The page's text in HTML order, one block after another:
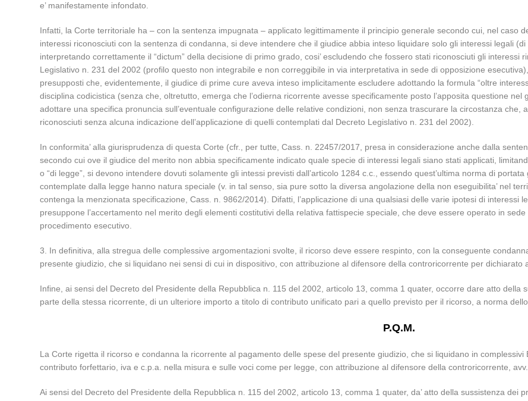
e’ manifestamente infondato.
Infatti, la Corte territoriale ha – con la sentenza impugnata – applicato legittimamente il principio generale secondo cui, nel caso
interessi riconosciuti con la sentenza di condanna, si deve intendere che il giudice abbia inteso liquidare solo gli interessi legali
interpretando correttamente il “dictum” della decisione di primo grado, cosi’ escludendo che fossero stati riconosciuti gli interessi
Legislativo n. 231 del 2002 (profilo questo non integrabile e non correggibile in via interpretativa in sede di opposizione
presupposti che, evidentemente, il giudice di prime cure aveva inteso implicitamente escludere adottando la formula “oltre
disciplina codicistica (senza che, oltretutto, emerga che l’odierna ricorrente avesse specificamente posto l’apposita questione
adottare una specifica pronuncia sull’eventuale configurazione delle relative condizioni, non senza trascurare la circostanza che,
riconosciuti senza alcuna indicazione dell’applicazione di quelli contemplati dal Decreto Legislativo n. 231 del 2002).
In conformita’ alla giurisprudenza di questa Corte (cfr., per tutte, Cass. n. 22457/2017, presa in considerazione anche dalla
secondo cui ove il giudice del merito non abbia specificamente indicato quale specie di interessi legali siano stati applicati,
o “di legge”, si devono intendere dovuti solamente gli intessi previsti dall’articolo 1284 c.c., essendo quest’ultima norma di
contemplate dalla legge hanno natura speciale (v. in tal senso, sia pure sotto la diversa angolazione della non eseguibilita’ nel
contenga la menzionata specificazione, Cass. n. 9862/2014). Difatti, l’applicazione di una qualsiasi delle varie ipotesi di interessi
presuppone l’accertamento nel merito degli elementi costitutivi della relativa fattispecie speciale, che deve essere operato in
procedimento esecutivo.
3. In definitiva, alla stregua delle complessive argomentazioni svolte, il ricorso deve essere respinto, con la conseguente
presente giudizio, che si liquidano nei sensi di cui in dispositivo, con attribuzione al difensore della controricorrente per dichiarato
Infine, ai sensi del Decreto del Presidente della Repubblica n. 115 del 2002, articolo 13, comma 1 quater, occorre dare atto della
parte della stessa ricorrente, di un ulteriore importo a titolo di contributo unificato pari a quello previsto per il ricorso, a norma
P.Q.M.
La Corte rigetta il ricorso e condanna la ricorrente al pagamento delle spese del presente giudizio, che si liquidano in
contributo forfettario, iva e c.p.a. nella misura e sulle voci come per legge, con attribuzione al difensore della controricorrente,
Ai sensi del Decreto del Presidente della Repubblica n. 115 del 2002, articolo 13, comma 1 quater, da’ atto della sussistenza dei